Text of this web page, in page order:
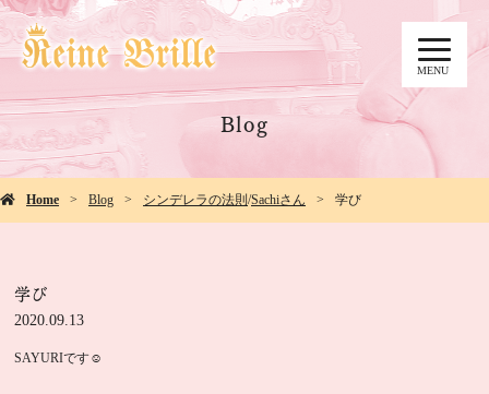
MENU
Blog
Home Blog シンデレラの法則/Sachiさん 学び
学び
2020.09.13
SAYURIです☺️